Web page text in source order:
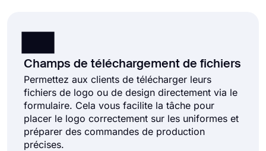
Champs de téléchargement de fichiers
Permettez aux clients de télécharger leurs
fichiers de logo ou de design directement via le
formulaire. Cela vous facilite la tâche pour
placer le logo correctement sur les uniformes et
préparer des commandes de production
précises.